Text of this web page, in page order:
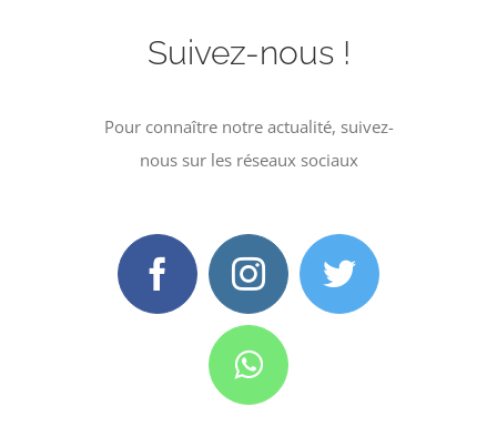
Suivez-nous !
Pour connaître notre actualité, suivez-
nous sur les réseaux sociaux